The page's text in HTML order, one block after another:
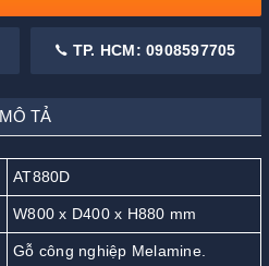
TP. HCM: 0908597705
MÔ TẢ
AT880D
W800 x D400 x H880 mm
Gỗ công nghiệp Melamine.